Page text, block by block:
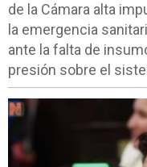
de la Cámara alta
la emergencia
ante la falta de
presión sobre el